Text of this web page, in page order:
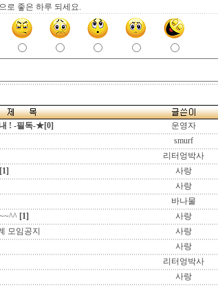
로 좋은 하루 되세요.
! -필독-★[0] 운영자
smurf
리터엉박사
[1] 사랑
사랑
바나물
[1] 사랑
모임공지 사랑
사랑
리터엉박사
사랑